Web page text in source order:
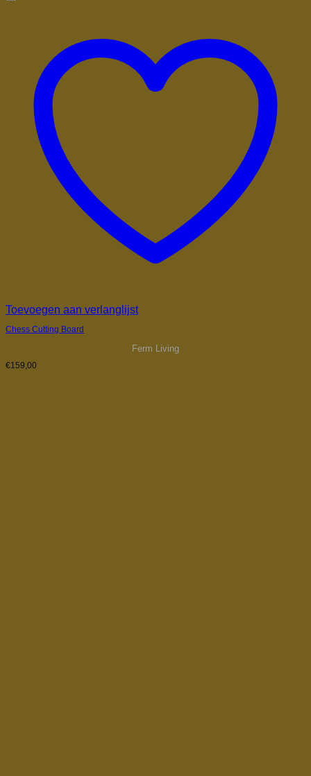
Toevoegen aan verlanglijst
Chess Cutting Board
Ferm Living
€159,00